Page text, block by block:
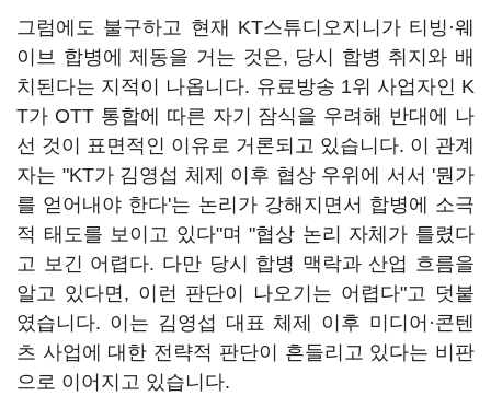
그럼에도 불구하고 현재 KT스튜디오지니가 티빙·웨
이브 합병에 제동을 거는 것은, 당시 합병 취지와 배
치된다는 지적이 나옵니다. 유료방송 1위 사업자인 K
T가 OTT 통합에 따른 자기 잠식을 우려해 반대에 나
선 것이 표면적인 이유로 거론되고 있습니다. 이 관계
자는 "KT가 김영섭 체제 이후 협상 우위에 서서 '뭔가
를 얻어내야 한다'는 논리가 강해지면서 합병에 소극
적 태도를 보이고 있다"며 "협상 논리 자체가 틀렸다
고 보긴 어렵다. 다만 당시 합병 맥락과 산업 흐름을
알고 있다면, 이런 판단이 나오기는 어렵다"고 덧붙
였습니다. 이는 김영섭 대표 체제 이후 미디어·콘텐
츠 사업에 대한 전략적 판단이 흔들리고 있다는 비판
으로 이어지고 있습니다.